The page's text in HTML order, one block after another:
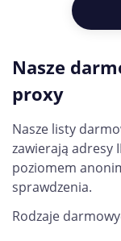
Nasze
proxy
Nasze listy
zawierają adresy
poziomem
sprawdzenia.
Rodzaje